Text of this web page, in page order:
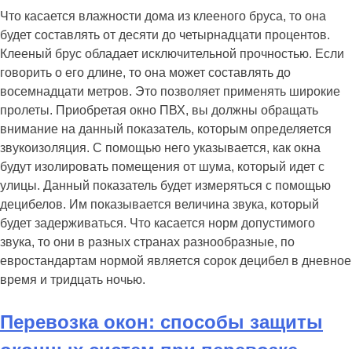
Что касается влажности дома из клееного бруса, то она
будет составлять от десяти до четырнадцати процентов.
Клееный брус обладает исключительной прочностью. Если
говорить о его длине, то она может составлять до
восемнадцати метров. Это позволяет применять широкие
пролеты. Приобретая окно ПВХ, вы должны обращать
внимание на данный показатель, которым определяется
звукоизоляция. С помощью него указывается, как окна
будут изолировать помещения от шума, который идет с
улицы. Данный показатель будет измеряться с помощью
децибелов. Им показывается величина звука, который
будет задерживаться. Что касается норм допустимого
звука, то они в разных странах разнообразные, по
евростандартам нормой является сорок децибел в дневное
время и тридцать ночью.
Перевозка окон: способы защиты